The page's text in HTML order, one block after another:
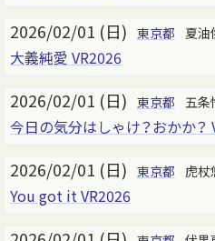
2026/02/01 (日) 東京都 夏
大義純愛 VR2026
2026/02/01 (日) 東京都 五
今日の気分はしゃけ？おかか？
2026/02/01 (日) 東京都 虎
You got it VR2026